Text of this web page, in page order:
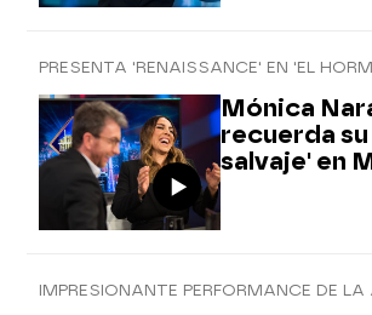
PRESENTA 'RENAISSANCE' EN 'EL
Mónica
recuerda
salvaje' en
IMPRESIONANTE PERFORMANCE DE